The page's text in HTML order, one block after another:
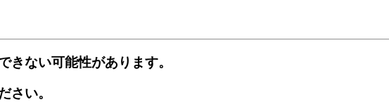
きない可能性があります。
さい。